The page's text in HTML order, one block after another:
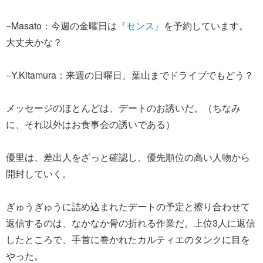
−Masato：今週の金曜日は 『センス』 を予約しています。
大丈夫かな？
−Y.Kitamura：来週の日曜日、葉山までドライブでもどう？
メッセージのほとんどは、デートのお誘いだ。（ちなみ
に、それ以外はお食事会の誘いである）
優里は、差出人をざっと確認し、優先順位の高い人物から
開封していく。
ぎゅうぎゅうに詰め込まれたデートの予定と擦り合わせて
返信するのは、なかなか骨の折れる作業だ。上位3人に返信
したところで、手首に巻かれたカルティエのタンクに目を
やった。